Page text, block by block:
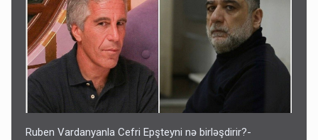
Ruben Vardanyanla Cefri Epşteyni nə birləşdirir?-